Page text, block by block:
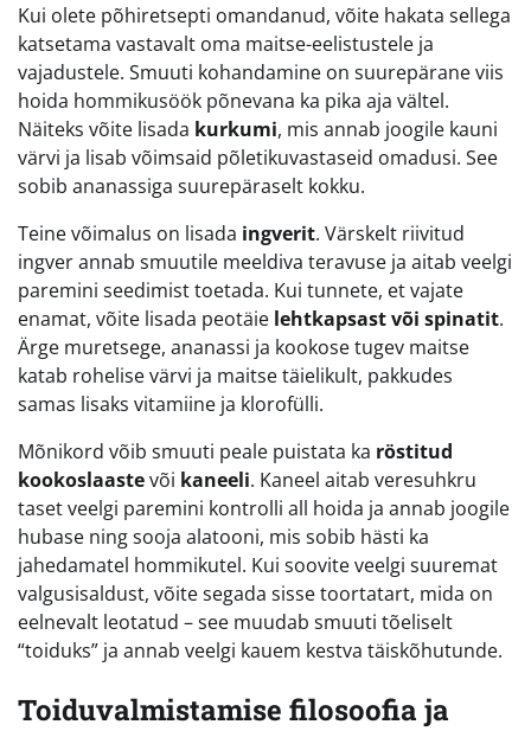
Kui olete põhiretsepti omandanud, võite hakata sellega
katsetama vastavalt oma maitse-eelistustele ja
vajadustele. Smuuti kohandamine on suurepärane viis
hoida hommikusöök põnevana ka pika aja vältel.
Näiteks võite lisada kurkumi, mis annab joogile kauni
värvi ja lisab võimsaid põletikuvastaseid omadusi. See
sobib ananassiga suurepäraselt kokku.
Teine võimalus on lisada ingverit. Värskelt riivitud
ingver annab smuutile meeldiva teravuse ja aitab veelgi
paremini seedimist toetada. Kui tunnete, et vajate
enamat, võite lisada peotäie lehtkapsast või spinatit.
Ärge muretsege, ananassi ja kookose tugev maitse
katab rohelise värvi ja maitse täielikult, pakkudes
samas lisaks vitamiine ja klorofülli.
Mõnikord võib smuuti peale puistata ka röstitud
kookoslaastevõi kaneeli. Kaneel aitab veresuhkru
taset veelgi paremini kontrolli all hoida ja annab joogile
hubase ning sooja alatooni, mis sobib hästi ka
jahedamatel hommikutel. Kui soovite veelgi suuremat
valgusisaldust, võite segada sisse toortatart, mida on
eelnevalt leotatud – see muudab smuuti tõeliselt
“toiduks” ja annab veelgi kauem kestva täiskõhutunde.
Toiduvalmistamise filosoofia ja